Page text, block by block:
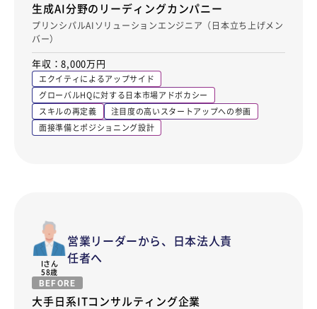
生成AI分野のリーディングカンパニー
プリンシパルAIソリューションエンジニア（日本立ち上げメン
バー）
年収：8,000万円
エクイティによるアップサイド
グローバルHQに対する日本市場アドボカシー
スキルの再定義
注目度の高いスタートアップへの参画
面接準備とポジショニング設計
営業リーダーから、日本法人責
任者へ
Iさん
58歳
BEFORE
大手日系ITコンサルティング企業